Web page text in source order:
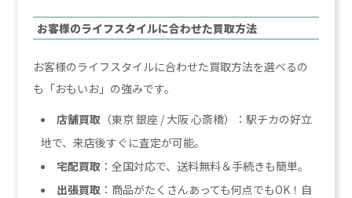
お客様のライフスタイルに合わせた買取方法
お客様のライフスタイルに合わせた買取方法を選べるの
も「おもいお」の強みです。
店舗買取 （東京 銀座 / 大阪 心斎橋）：駅チカの好立
地で、来店後すぐに査定が可能。
宅配買取 ：全国対応で、送料無料＆手続きも簡単。
出張買取 ：商品がたくさんあっても何点でもOK！自